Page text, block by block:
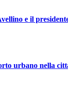
e il
urbano nella